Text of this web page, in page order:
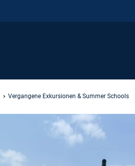
Vergangene Exkursionen & Summer Schools